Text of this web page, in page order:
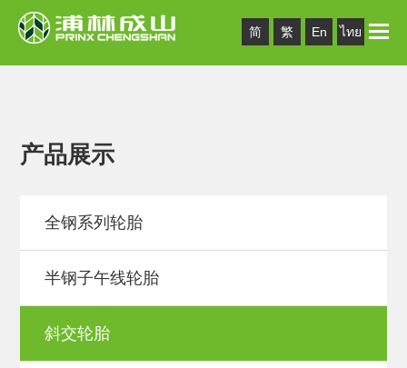
简 繁 En ไทย Toggle
产品展示
全钢系列轮胎
半钢子午线轮胎
斜交轮胎